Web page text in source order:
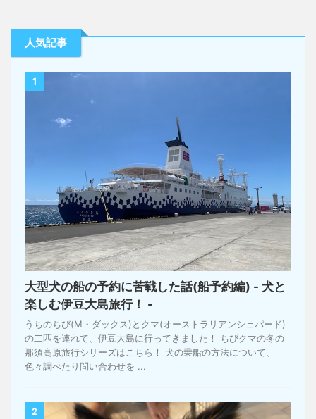
人気記事
1
大型犬の船の予約に苦戦した話(船予約編) - 犬と
楽しむ伊豆大島旅行！ -
うちのちび(M・ダックス)とクマ(オーストラリアンシェパード)
の二匹を連れて、伊豆大島に行ってきました！ ちびクマの冬の
那須高原旅行シリーズはこちら！ 犬の乗船の方法について、
色々調べたり問い合わせを ...
2